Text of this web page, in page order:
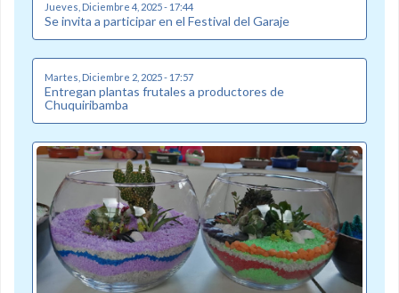
Jueves, Diciembre 4, 2025 - 17:44
Se invita a participar en el Festival del Garaje
Martes, Diciembre 2, 2025 - 17:57
Entregan plantas frutales a productores de
Chuquiribamba